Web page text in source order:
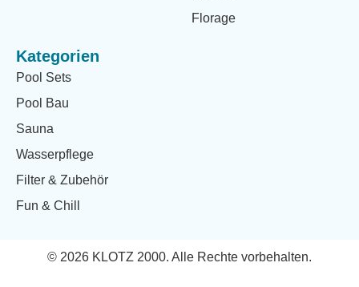
Florage
Kategorien
Pool Sets
Pool Bau
Sauna
Wasserpflege
Filter & Zubehör
Fun & Chill
© 2026 KLOTZ 2000. Alle Rechte vorbehalten.